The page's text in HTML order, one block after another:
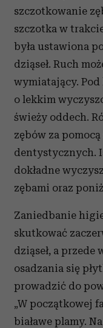
szczotkowanie
szczotka w
była ustawiona
dziąseł. Ruch
wymiatający.
o lekkim
świeży oddech.
zębów za
dentystycznych.
dokładne
zębami oraz
Zaniedbanie
skutkować
dziąseł, a
osadzania się
prowadzić do
„W początkowej
białawe plamy.